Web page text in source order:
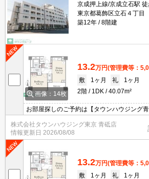
京成押上線/京成立石駅
東京都葛飾区立石４丁目
築12年
8階建
画像：14枚
13.2万円(管理費等：
敷
1ヶ月 礼
1ヶ月
2階
1DK 40.07m²
お部屋探しのご予約は【タウンハウジング青
株式会社タウンハウジング東京 青砥店
情報更新日 2026/08/08
13.2万円(管理費等：
敷
1ヶ月 礼
1ヶ月